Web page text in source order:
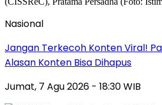
Nasional
Jangan Terkecoh Konten Viral!
Alasan Konten Bisa Dihapus
Jumat, 7 Agu 2026 - 18:30 WIB